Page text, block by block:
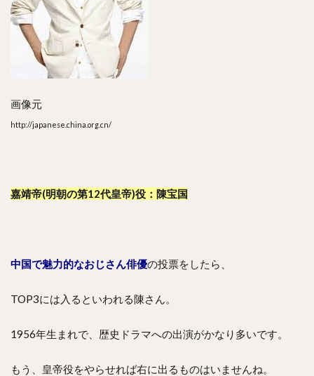
画像元
http://japanese.china.org.cn/
嘉靖帝(明朝の第12代皇帝)役：陳宝国
中国で魅力的なおじさん俳優の投票をしたら、
TOP3には入るといわれる陳さん。
1956年生まれで、歴史ドラマへの出演がかなり多いです。
もう、皇帝役をやらせれば右に出るものはいませんね。